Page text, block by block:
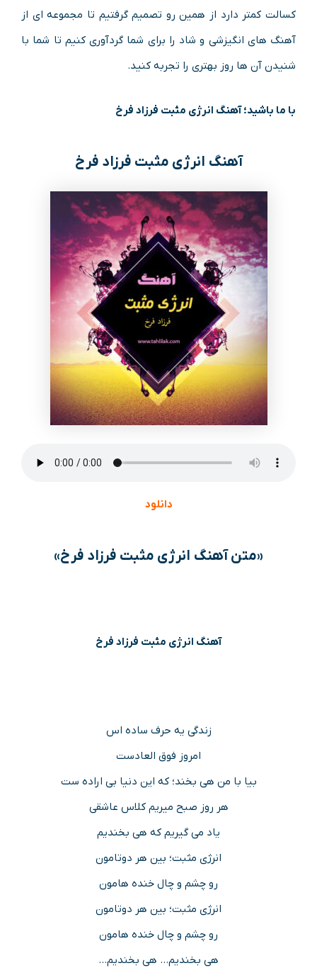
کسالت کمتر دارد از همین رو تصمیم گرفتیم تا مجموعه ای از
آهنگ های انگیزشی و شاد را برای شما گردآوری کنیم تا شما با
شنیدن آن ها روز بهتری را تجربه کنید.
با ما باشید؛ آهنگ انرژی مثبت فرزاد فرخ
آهنگ انرژی مثبت فرزاد فرخ
دانلود
«متن آهنگ انرژی مثبت فرزاد فرخ»
آهنگ انرژی مثبت فرزاد فرخ
زندگی یه حرف ساده اس
امروز فوق العادست
بیا با من هی بخند؛ که این دنیا بی اراده ست
هر روز صبح میریم کلاس عاشقی
یاد می گیریم که هی بخندیم
انرژی مثبت؛ بین هر دوتامون
رو چشم و چال خنده هامون
انرژی مثبت؛ بین هر دوتامون
رو چشم و چال خنده هامون
هی بخندیم… هی بخندیم…